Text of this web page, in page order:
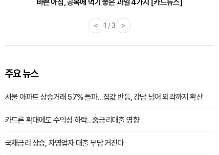
바쁜 아침, 공복에 먹기 좋은 과일 4가지 [카드뉴스]
< 1 / 3 >
주요 뉴스
서울 아파트 상승거래 57% 돌파…집값 반등, 강남 넘어 외곽까지 확산
카드론 확대에도 수익성 하락…중금리대출 영향
국채금리 상승, 자영업자 대출 부담 커진다